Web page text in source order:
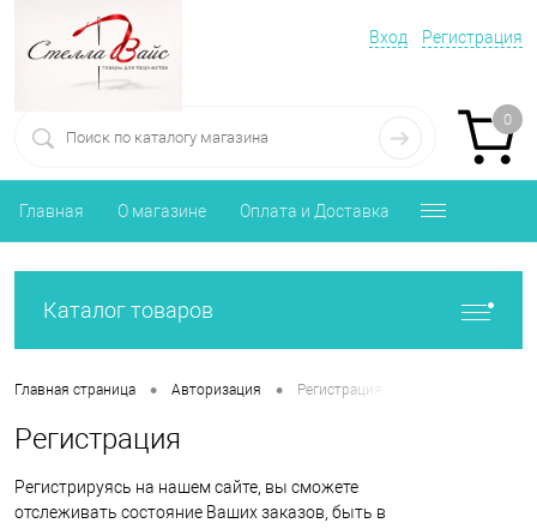
Вход Регистрация
0
Главная О магазине Оплата и Доставка
Каталог товаров
Главная страница • Авторизация • Регистрация
Регистрация
Регистрируясь на нашем сайте, вы сможете
отслеживать состояние Ваших заказов, быть в